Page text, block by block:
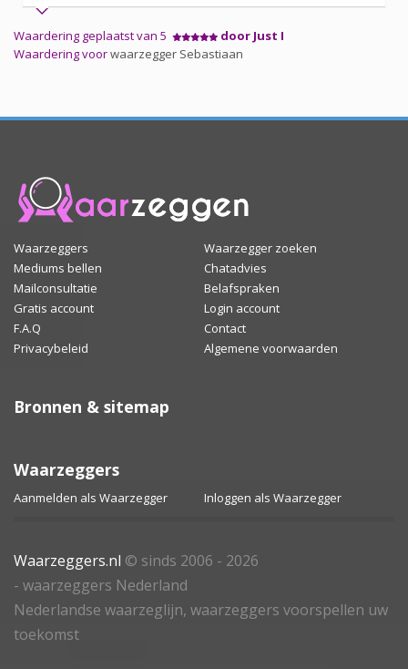
Waardering geplaatst van 5
door Just I
Waardering voorwaarzegger Sebastiaan
Waarzeggers
Waarzegger zoeken
Mediums bellen
Chatadvies
Mailconsultatie
Belafspraken
Gratis account
Login account
F.A.Q
Contact
Privacybeleid
Algemene voorwaarden
Bronnen & sitemap
Waarzeggers
Aanmelden als Waarzegger Inloggen als Waarzegger
Waarzeggers.nl © sinds 2006 - 2026
- waarzeggers Nederland
Nederlandse waarzeglijn, waarzeggers voorspellen uw
toekomst